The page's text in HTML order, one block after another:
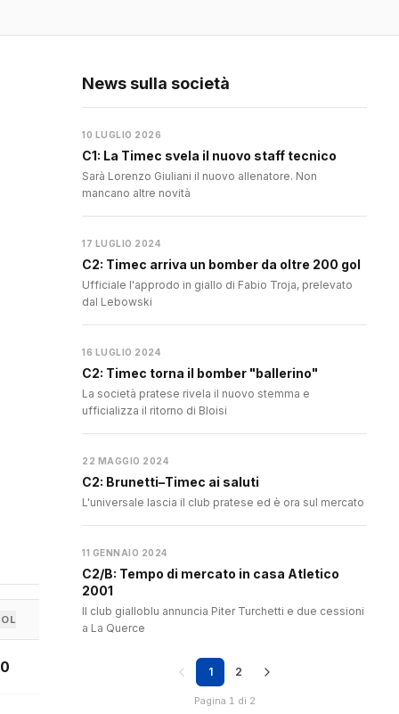
0
News sulla società
10 LUGLIO 2026
C1: La Timec svela il nuovo staff tecnico
Sarà Lorenzo Giuliani il nuovo allenatore. Non
mancano altre novità
17 LUGLIO 2024
C2: Timec arriva un bomber da oltre 200 gol
Ufficiale l'approdo in giallo di Fabio Troja, prelevato
dal Lebowski
16 LUGLIO 2024
C2: Timec torna il bomber "ballerino"
La società pratese rivela il nuovo stemma e
ufficializza il ritorno di Bloisi
22 MAGGIO 2024
C2: Brunetti–Timec ai saluti
L'universale lascia il club pratese ed è ora sul mercato
11 GENNAIO 2024
C2/B: Tempo di mercato in casa Atletico
2001
Il club gialloblu annuncia Piter Turchetti e due cessioni
a La Querce
1 2
Pagina 1 di 2